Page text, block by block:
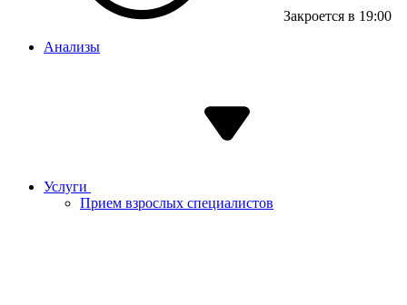
Закроется в 19:00
Анализы
Услуги
Прием взрослых специалистов